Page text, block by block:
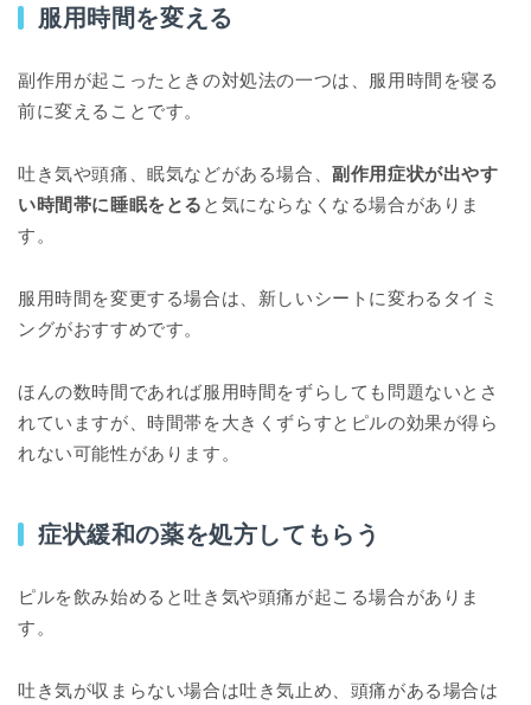
服用時間を変える
副作用が起こったときの対処法の一つは、服用時間を寝る
前に変えることです。
吐き気や頭痛、眠気などがある場合、副作用症状が出やす
い時間帯に睡眠をとる と気にならなくなる場合がありま
す。
服用時間を変更する場合は、新しいシートに変わるタイミ
ングがおすすめです。
ほんの数時間であれば服用時間をずらしても問題ないとさ
れていますが、時間帯を大きくずらすとピルの効果が得ら
れない可能性があります。
症状緩和の薬を処方してもらう
ピルを飲み始めると吐き気や頭痛が起こる場合がありま
す。
吐き気が収まらない場合は吐き気止め、頭痛がある場合は